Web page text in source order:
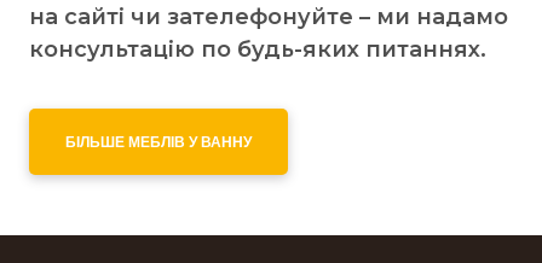
на сайті чи зателефонуйте – ми надамо
консультацію по будь-яких питаннях.
БІЛЬШЕ МЕБЛІВ У ВАННУ